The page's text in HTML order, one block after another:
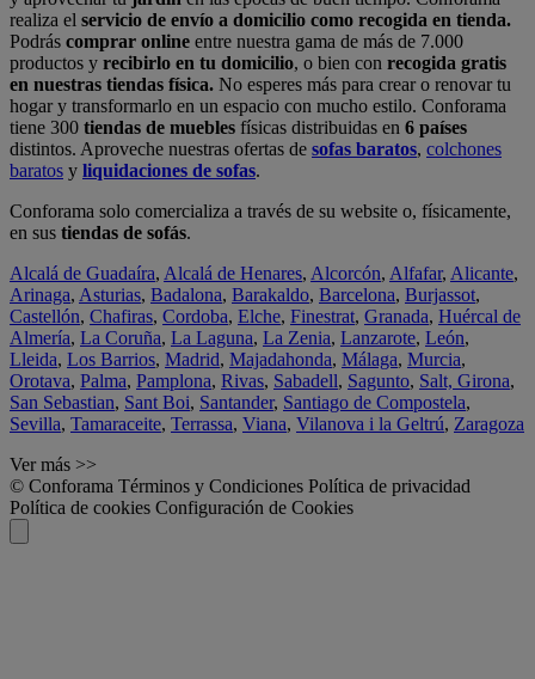
realiza el servicio de envío a domicilio como recogida en tienda.
Podrás comprar online entre nuestra gama de más de 7.000
productos y recibirlo en tu domicilio, o bien con recogida gratis
en nuestras tiendas física. No esperes más para crear o renovar tu
hogar y transformarlo en un espacio con mucho estilo. Conforama
tiene 300 tiendas de muebles físicas distribuidas en 6 países
distintos. Aproveche nuestras ofertas de sofas baratos, colchones
baratos y liquidaciones de sofas.
Conforama solo comercializa a través de su website o, físicamente,
en sus tiendas de sofás.
Alcalá de Guadaíra, Alcalá de Henares, Alcorcón, Alfafar, Alicante,
Arinaga, Asturias, Badalona, Barakaldo, Barcelona, Burjassot,
Castellón, Chafiras, Cordoba, Elche, Finestrat, Granada, Huércal de
Almería, La Coruña, La Laguna, La Zenia, Lanzarote, León,
Lleida, Los Barrios, Madrid, Majadahonda, Málaga, Murcia,
Orotava, Palma, Pamplona, Rivas, Sabadell, Sagunto, Salt, Girona,
San Sebastian, Sant Boi, Santander, Santiago de Compostela,
Sevilla, Tamaraceite, Terrassa, Viana, Vilanova i la Geltrú, Zaragoza
Ver más >>
© Conforama Términos y Condiciones Política de privacidad
Política de cookies Configuración de Cookies